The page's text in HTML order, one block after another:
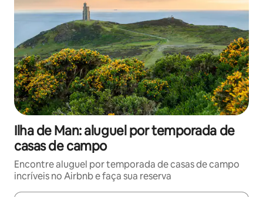
Ilha de Man: aluguel por temporada de
casas de campo
Encontre aluguel por temporada de casas de campo
incríveis no Airbnb e faça sua reserva